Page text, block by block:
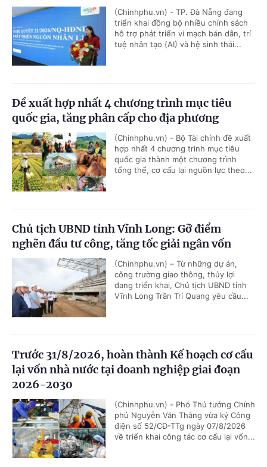
(Chinhphu.vn) - TP. Đà Nẵng đang
triển khai đồng bộ nhiều chính sách
hỗ trợ phát triển vi mạch bán dẫn, trí
tuệ nhân tạo (AI) và hệ sinh thái...
Đề xuất hợp nhất 4 chương trình mục tiêu
quốc gia, tăng phân cấp cho địa phương
(Chinhphu.vn) - Bộ Tài chính đề xuất
hợp nhất 4 chương trình mục tiêu
quốc gia thành một chương trình
tổng thể, cơ cấu lại nguồn lực theo...
Chủ tịch UBND tỉnh Vĩnh Long: Gỡ điểm
nghẽn đầu tư công, tăng tốc giải ngân vốn
(Chinhphu.vn) – Từ những dự án,
công trường giao thông, thủy lợi
đang triển khai, Chủ tịch UBND tỉnh
Vĩnh Long Trần Trí Quang yêu cầu...
Trước 31/8/2026, hoàn thành Kế hoạch cơ cấu
lại vốn nhà nước tại doanh nghiệp giai đoạn
2026-2030
(Chinhphu.vn) - Phó Thủ tướng Chính
phủ Nguyễn Văn Thắng vừa ký Công
điện số 52/CĐ-TTg ngày 07/8/2026
về triển khai công tác cơ cấu lại vốn...